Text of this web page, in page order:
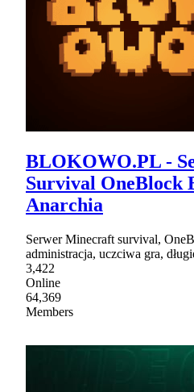
BLOKOWO.PL -
Survival OneBlock
Anarchia
Serwer Minecraft survival,
administracja, uczciwa gra,
3,422
Online
64,369
Members